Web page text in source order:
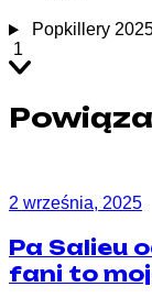
Popkillery
1
2 września, 2025
Pa Salieu
fani to